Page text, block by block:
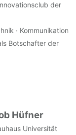
der
· Kommunikation
Botschafter der
Hüfner
Universität